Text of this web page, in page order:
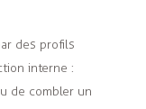
des profils
interne :
de combler un